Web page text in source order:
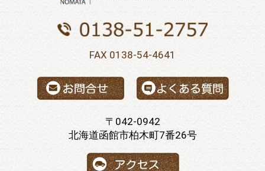
FAX 0138-54-4641
〒042-0942
北海道函館市柏木町7番26号